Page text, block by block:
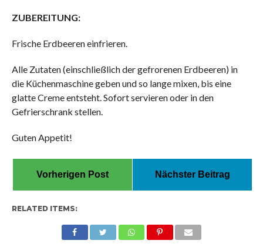
ZUBEREITUNG:
Frische Erdbeeren einfrieren.
Alle Zutaten (einschließlich der gefrorenen Erdbeeren) in
die Küchenmaschine geben und so lange mixen, bis eine
glatte Creme entsteht. Sofort servieren oder in den
Gefrierschrank stellen.
Guten Appetit!
Vorherigen Post Nächster Beitrag
RELATED ITEMS: